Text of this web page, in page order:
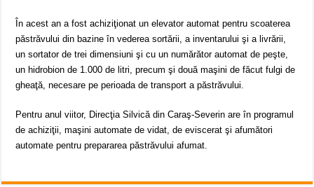
În acest an a fost achiziţionat un elevator automat pentru scoaterea
păstrăvului din bazine în vederea sortării, a inventarului şi a livrării,
un sortator de trei dimensiuni şi cu un numărător automat de peşte,
un hidrobion de 1.000 de litri, precum şi două maşini de făcut fulgi de
gheaţă, necesare pe perioada de transport a păstrăvului.
Pentru anul viitor, Direcţia Silvică din Caraş-Severin are în programul
de achiziţii, maşini automate de vidat, de eviscerat şi afumători
automate pentru prepararea păstrăvului afumat.